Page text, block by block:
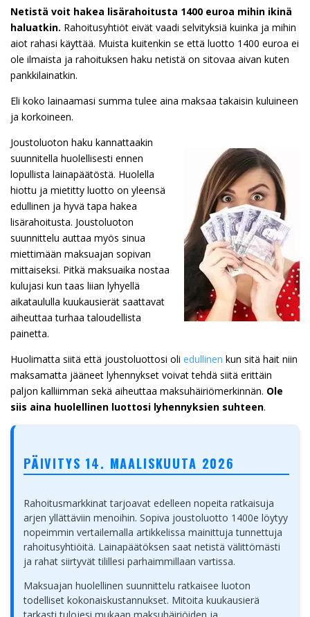
Netistä voit hakea lisärahoitusta 1400 euroa mihin ikinä
haluatkin. Rahoitusyhtiöt eivät vaadi selvityksiä kuinka ja mihin
aiot rahasi käyttää. Muista kuitenkin se että luotto 1400 euroa ei
ole ilmaista ja rahoituksen haku netistä on sitovaa aivan kuten
pankkilainatkin.
Eli koko lainaamasi summa tulee aina maksaa takaisin kuluineen
ja korkoineen.
Joustoluoton haku kannattaakin
suunnitella huolellisesti ennen
lopullista lainapäätöstä. Huolella
hiottu ja mietitty luotto on yleensä
edullinen ja hyvä tapa hakea
lisärahoitusta. Joustoluoton
suunnittelu auttaa myös sinua
miettimään maksuajan sopivan
mittaiseksi. Pitkä maksuaika nostaa
kulujasi kun taas liian lyhyellä
aikataululla kuukausierät saattavat
aiheuttaa turhaa taloudellista
painetta.
Huolimatta siitä että joustoluottosi oli edullinen kun sitä hait niin
maksamatta jääneet lyhennykset voivat tehdä siitä erittäin
paljon kalliimman sekä aiheuttaa maksuhäiriömerkinnän. Ole
siis aina huolellinen luottosi lyhennyksien suhteen.
PÄIVITYS 14. MAALISKUUTA 2026
Rahoitusmarkkinat tarjoavat edelleen nopeita ratkaisuja
arjen yllättäviin menoihin. Sopiva joustoluotto 1400e löytyy
nopeimmin vertailemalla artikkelissa mainittuja tunnettuja
rahoitusyhtiöitä. Lainapäätöksen saat netistä välittömästi
ja rahat siirtyvät tilillesi parhaimmillaan vartissa.
Maksuajan huolellinen suunnittelu ratkaisee luoton
todelliset kokonaiskustannukset. Mitoita kuukausierä